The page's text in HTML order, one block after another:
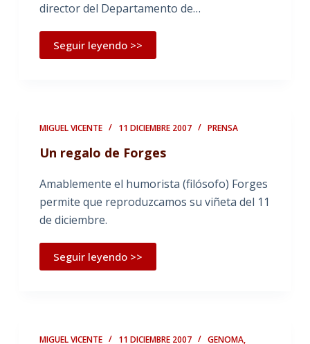
director del Departamento de…
Seguir leyendo >>
MIGUEL VICENTE 11 DICIEMBRE 2007 PRENSA
Un regalo de Forges
Amablemente el humorista (filósofo) Forges
permite que reproduzcamos su viñeta del 11
de diciembre.
Seguir leyendo >>
MIGUEL VICENTE 11 DICIEMBRE 2007 GENOMA,